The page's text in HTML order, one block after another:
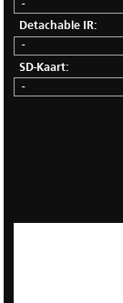
Detachable IR:
SD-Kaart: